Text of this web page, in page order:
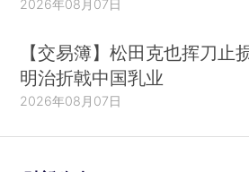
2026年08月07日
【交易簿】松田克也挥刀止
明治折戟中国乳业
2026年08月07日